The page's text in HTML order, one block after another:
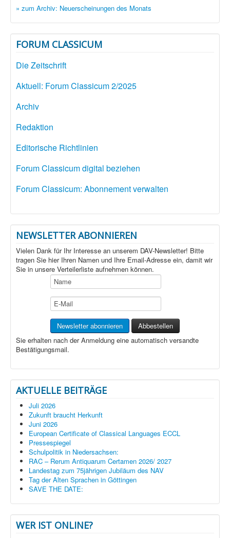
» zum Archiv: Neuerscheinungen des Monats
FORUM CLASSICUM
Die Zeitschrift
Aktuell: Forum Classicum 2/2025
Archiv
Redaktion
Editorische Richtlinien
Forum Classicum digital beziehen
Forum Classicum: Abonnement verwalten
NEWSLETTER ABONNIEREN
Vielen Dank für Ihr Interesse an unserem DAV-Newsletter! Bitte
tragen Sie hier Ihren Namen und Ihre Email-Adresse ein, damit wir
Sie in unsere Verteilerliste aufnehmen können.
Sie erhalten nach der Anmeldung eine automatisch versandte
Bestätigungsmail.
AKTUELLE BEITRÄGE
Juli 2026
Zukunft braucht Herkunft
Juni 2026
European Certificate of Classical Languages ECCL
Pressespiegel
Schulpolitik in Niedersachsen:
RAC – Rerum Antiquarum Certamen 2026/ 2027
Landestag zum 75jährigen Jubiläum des NAV
Tag der Alten Sprachen in Göttingen
SAVE THE DATE:
WER IST ONLINE?